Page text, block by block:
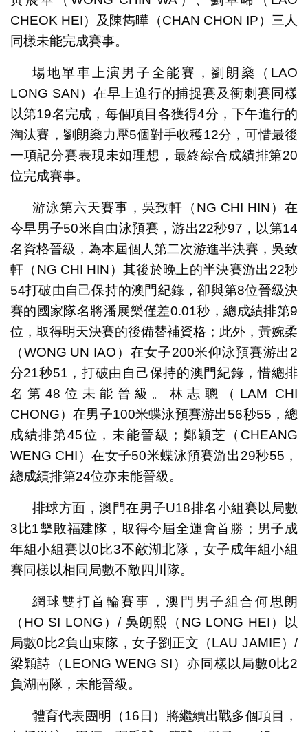
CHEOK HEI）及陳雋曄（CHAN CHON IP）三人
同樣未能完成賽事。
場地單車上演男子全能賽，劉朗燊（LAO
LONG SAN）在早上進行的捕捉賽及衝刺賽同樣
以第19名完成，每個項目各獲得4分，下午進行的
淘汰賽，劉朗燊力壓5個對手收穫12分，可惜最後
一項記分賽表現未如理想，最終綜合成績排第20
位完成賽事。
游泳第六天賽事，吳致軒（NG CHI HIN）在
今早男子50米自由泳預賽，游出22秒97，以第14
名資格晉級，為本屆個人第二次游進半決賽，吳致
軒（NG CHI HIN）其後於晚上的半決賽游出22秒
54打破由自己保持的澳門紀錄，卻與第8位晉級決
賽的國家隊名將潘展樂僅差0.01秒，總成績排第9
位，取得明天決賽的後備替補資格；此外，黃婉柔
（WONG UN IAO）在女子200米仰泳預賽游出2
分21秒51，打破由自己保持的澳門紀錄，惜總排
名第48位未能晉級。林志聰（LAM CHI
CHONG）在男子100米蝶泳預賽游出56秒55，總
成績排第45位，未能晉級；鄭穎芝（CHEANG
WENG CHI）在女子50米蝶泳預賽游出29秒55，
總成績排第24位亦未能晉級。
排球方面，澳門在男子U18排名小組賽以局數
3比1擊敗福建隊，取得今屆全運會首勝；男子成
年組小組賽以0比3不敵湖北隊，女子成年組小組
賽同樣以相同局數不敵四川隊。
網球雙打首輪賽事，澳門男子組合何思朗
（HO SI LONG）/ 吳朗熙（NG LONG HEI）以
局數0比2負山東隊，女子劉正文（LAU JAMIE）/
梁穎詩（LEONG WENG SI）亦同樣以局數0比2
負湖南隊，未能晉級。
體育代表團明（16日）將繼續出戰多個項目，